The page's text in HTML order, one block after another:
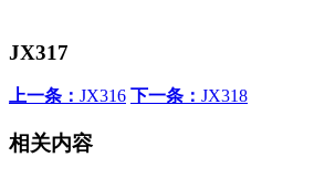
JX317
上一条： JX316 下一条： JX318
相关内容